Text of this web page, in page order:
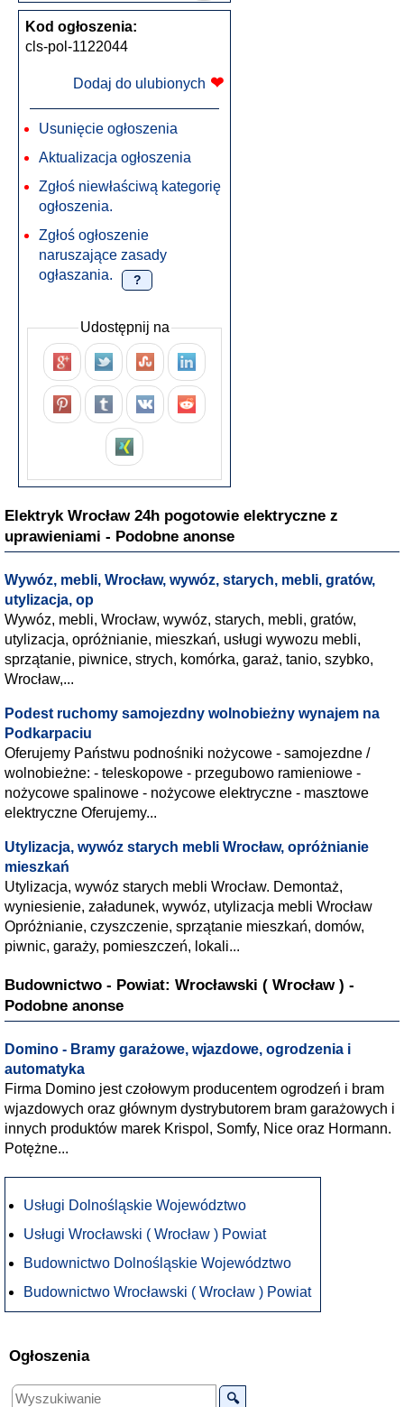
Kod ogłoszenia:
cls-pol-1122044
Dodaj do ulubionych ❤
Usunięcie ogłoszenia
Aktualizacja ogłoszenia
Zgłoś niewłaściwą kategorię
ogłoszenia.
Zgłoś ogłoszenie
naruszające zasady
ogłaszania.
?
Udostępnij na
Elektryk Wrocław 24h pogotowie elektryczne z
uprawieniami - Podobne anonse
Wywóz, mebli, Wrocław, wywóz, starych, mebli, gratów,
utylizacja, op
Wywóz, mebli, Wrocław, wywóz, starych, mebli, gratów,
utylizacja, opróżnianie, mieszkań, usługi wywozu mebli,
sprzątanie, piwnice, strych, komórka, garaż, tanio, szybko,
Wrocław,...
Podest ruchomy samojezdny wolnobieżny wynajem na
Podkarpaciu
Oferujemy Państwu podnośniki nożycowe - samojezdne /
wolnobieżne: - teleskopowe - przegubowo ramieniowe -
nożycowe spalinowe - nożycowe elektryczne - masztowe
elektryczne Oferujemy...
Utylizacja, wywóz starych mebli Wrocław, opróżnianie
mieszkań
Utylizacja, wywóz starych mebli Wrocław. Demontaż,
wyniesienie, załadunek, wywóz, utylizacja mebli Wrocław
Opróżnianie, czyszczenie, sprzątanie mieszkań, domów,
piwnic, garaży, pomieszczeń, lokali...
Budownictwo - Powiat: Wrocławski ( Wrocław ) -
Podobne anonse
Domino - Bramy garażowe, wjazdowe, ogrodzenia i
automatyka
Firma Domino jest czołowym producentem ogrodzeń i bram
wjazdowych oraz głównym dystrybutorem bram garażowych i
innych produktów marek Krispol, Somfy, Nice oraz Hormann.
Potężne...
Usługi Dolnośląskie Województwo
Usługi Wrocławski ( Wrocław ) Powiat
Budownictwo Dolnośląskie Województwo
Budownictwo Wrocławski ( Wrocław ) Powiat
Ogłoszenia
🔍